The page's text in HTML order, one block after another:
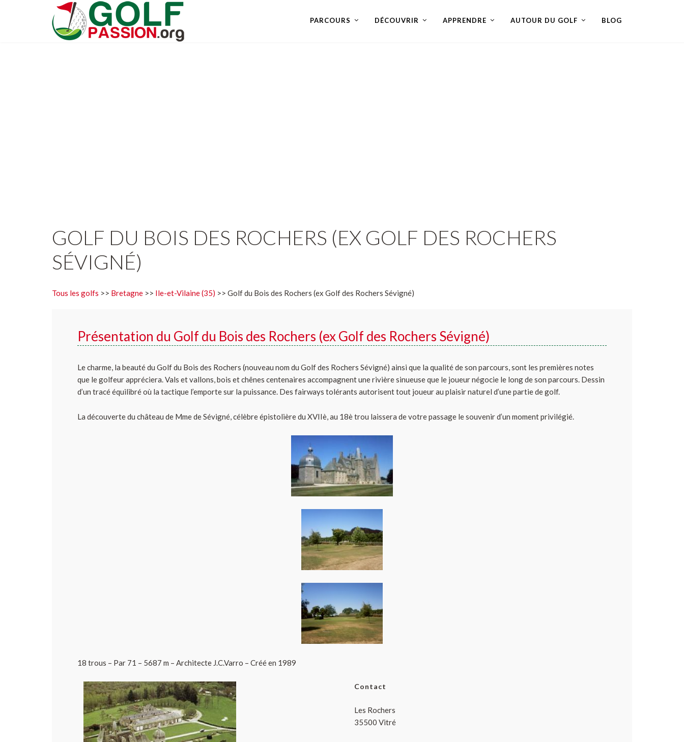
PARCOURS DÉCOUVRIR APPRENDRE AUTOUR DU GOLF BLOG
GOLF DU BOIS DES ROCHERS (EX GOLF DES ROCHERS
SÉVIGNÉ)
Tous les golfs >> Bretagne >> Ile-et-Vilaine (35) >> Golf du Bois des Rochers (ex Golf des Rochers Sévigné)
Présentation du Golf du Bois des Rochers (ex Golf des Rochers Sévigné)
Le charme, la beauté du Golf du Bois des Rochers (nouveau nom du Golf des Rochers Sévigné) ainsi que la qualité de son parcours, sont les premières notes
que le golfeur appréciera. Vals et vallons, bois et chênes centenaires accompagnent une rivière sinueuse que le joueur négocie le long de son parcours. Dessin
d’un tracé équilibré où la tactique l’emporte sur la puissance. Des fairways tolérants autorisent tout joueur au plaisir naturel d’une partie de golf.
La découverte du château de Mme de Sévigné, célèbre épistolière du XVIIè, au 18è trou laissera de votre passage le souvenir d’un moment privilégié.
18 trous – Par 71 – 5687 m – Architecte J.C.Varro – Créé en 1989
Contact
Les Rochers
35500 Vitré